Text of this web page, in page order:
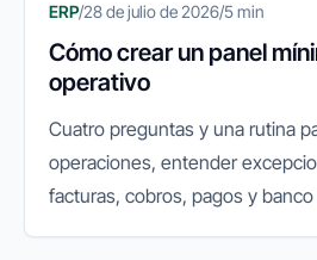
ERP/28 de julio de 2026/5 min
Cómo crear un panel
operativo
Cuatro preguntas y una rutina
operaciones, entender
facturas, cobros, pagos y